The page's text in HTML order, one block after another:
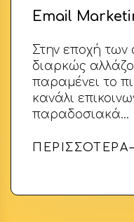
Email
Στην εποχή των
διαρκώς
παραμένει το
κανάλι
παραδοσιακά…
ΠΕΡΙΣΣΟΤΕΡΑ